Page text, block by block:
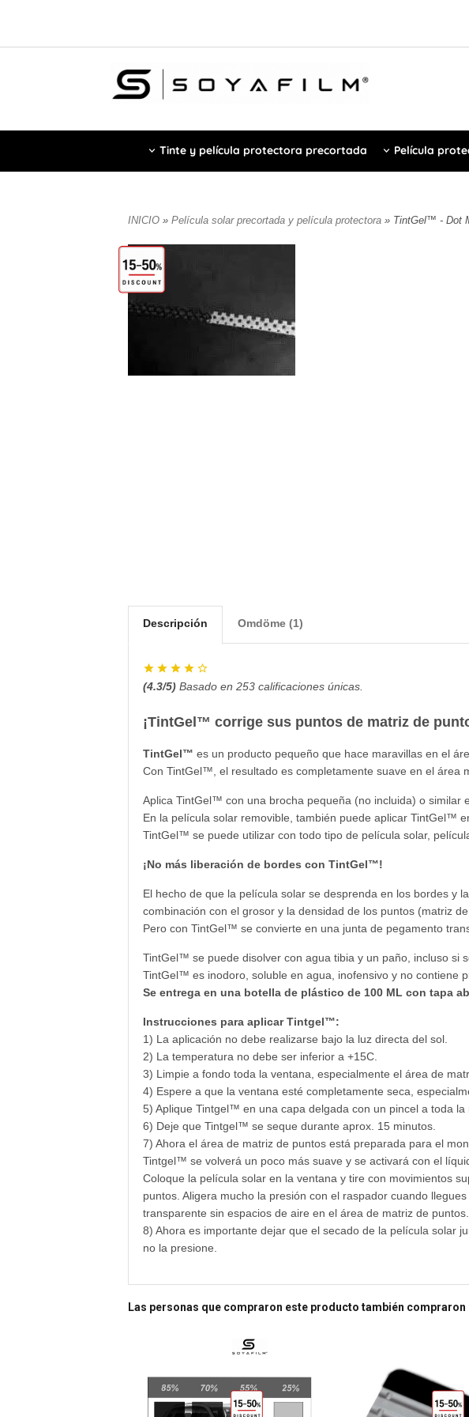
Tinte y película protectora precortada Película
INICIO » Película solar precortada y película protectora » TintGel™ - Dot
Descripción Omdöme (1)
(4.3/5) Basado en 253 calificaciones únicas.
¡TintGel™ corrige sus puntos de matriz de
TintGel™ es un producto pequeño que hace maravillas en el
Con TintGel™, el resultado es completamente suave en el área
Aplica TintGel™ con una brocha pequeña (no incluida) o similar
En la película solar removible, también puede aplicar TintGel™
TintGel™ se puede utilizar con todo tipo de película solar,
¡No más liberación de bordes con TintGel™!
El hecho de que la película solar se desprenda en los bordes y
combinación con el grosor y la densidad de los puntos (matriz de
Pero con TintGel™ se convierte en una junta de pegamento
TintGel™ se puede disolver con agua tibia y un paño, incluso si
TintGel™ es inodoro, soluble en agua, inofensivo y no contiene
Se entrega en una botella de plástico de 100 ML con tapa
Instrucciones para aplicar Tintgel™:
1) La aplicación no debe realizarse bajo la luz directa del sol.
2) La temperatura no debe ser inferior a +15C.
3) Limpie a fondo toda la ventana, especialmente el área de
4) Espere a que la ventana esté completamente seca,
5) Aplique Tintgel™ en una capa delgada con un pincel a toda la
6) Deje que Tintgel™ se seque durante aprox. 15 minutos.
7) Ahora el área de matriz de puntos está preparada para el
Tintgel™ se volverá un poco más suave y se activará con el
Coloque la película solar en la ventana y tire con movimientos
puntos. Aligera mucho la presión con el raspador cuando
transparente sin espacios de aire en el área de matriz de puntos.
8) Ahora es importante dejar que el secado de la película solar
no la presione.
Las personas que compraron este producto también compraron